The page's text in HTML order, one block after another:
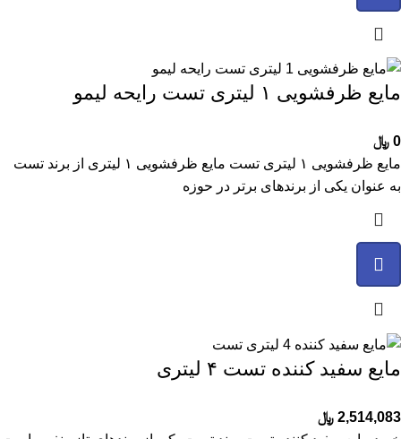
مایع ظرفشویی ۱ لیتری تست رایحه لیمو
0 ﷼
مایع ظرفشویی ۱ لیتری تست مایع ظرفشویی ۱ لیتری از برند تست
به عنوان یکی از برندهای برتر در حوزه
مایع سفید کننده تست ۴ لیتری
2,514,083 ﷼